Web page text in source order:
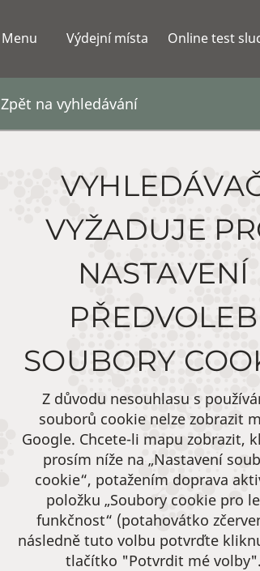
Menu Výdejní místa Online test
Zpět na vyhledávání
VYŽADUJE
NASTAVENÍ
PŘEDVOLEB
SOUBORY
Z důvodu nesouhlasu s
souborů cookie nelze zobrazit
Google. Chcete-li mapu zobrazit,
prosím níže na „Nastavení
cookie“, potažením doprava
položku „Soubory cookie pro
funkčnost“ (potahovátko
následně tuto volbu potvrďte
tlačítko "Potvrdit mé volby".